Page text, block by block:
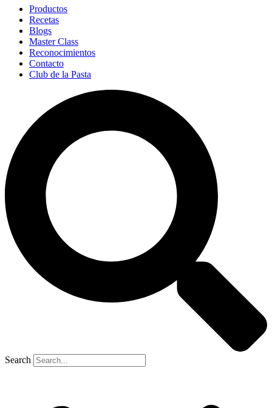
Productos
Recetas
Blogs
Master Class
Reconocimientos
Contacto
Club de la Pasta
Search